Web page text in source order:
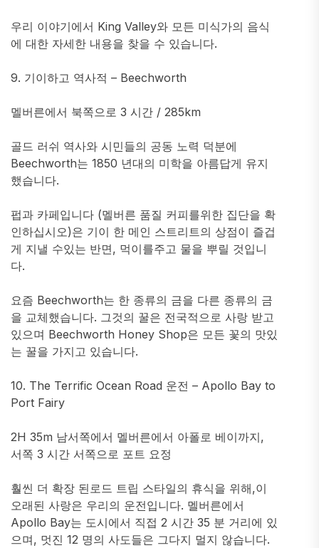
우리 이야기에서 King Valley와 모든 미식가의 음식
에 대한 자세한 내용을 찾을 수 있습니다.
9. 기이하고 역사적 – Beechworth
멜버른에서 북쪽으로 3 시간 / 285km
골드 러쉬 역사와 시민들의 공동 노력 덕분에
Beechworth는 1850 년대의 미학을 아름답게 유지
했습니다.
펍과 카페입니다 (멜버른 품질 커피를위한 집단을 확
인하십시오)은 기이 한 메인 스트리트의 상점이 즐겁
게 지낼 수있는 반면, 먹이를주고 물을 뿌릴 것입니
다.
요즘 Beechworth는 한 종류의 금을 다른 종류의 금
을 교체했습니다. 그것의 꿀은 전국적으로 사랑 받고
있으며 Beechworth Honey Shop은 모든 꽃의 맛있
는 꿀을 가지고 있습니다.
10. The Terrific Ocean Road 운전 – Apollo Bay to
Port Fairy
2H 35m 남서쪽에서 멜버른에서 아폴로 베이까지,
서쪽 3 시간 서쪽으로 포트 요정
훨씬 더 확장 된로드 트립 스타일의 휴식을 위해,이
오래된 사랑은 우리의 운전입니다. 멜버른에서
Apollo Bay는 도시에서 직접 2 시간 35 분 거리에 있
으며, 멋진 12 명의 사도들은 그다지 멀지 않습니다.